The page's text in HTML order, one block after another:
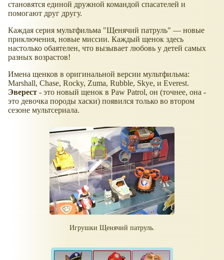
становятся единой дружной командой спасателей и
помогают друг другу.
Каждая серия мультфильма "Щенячий патруль" — новые
приключения, новые миссии. Каждый щенок здесь
настолько обаятелен, что вызывает любовь у детей самых
разных возрастов!
Имена щенков в оригинальной версии мультфильма:
Marshall, Chase, Rocky, Zuma, Rubble, Skye, и Everest.
Эверест - это новый щенок в Paw Patrol, он (точнее, она -
это девочка породы хаски) появился только во втором
сезоне мультсериала.
Игрушки Щенячий патруль.